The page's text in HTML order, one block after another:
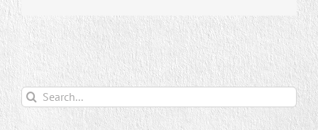
Search
for: